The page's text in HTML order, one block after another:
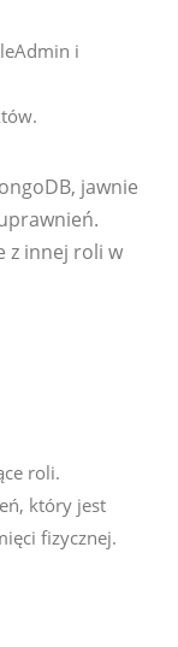
i
jawnie
z innej roli w
roli.
który jest
fizycznej.